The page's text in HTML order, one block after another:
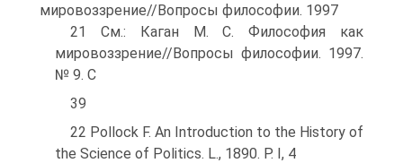
мировоззрение//Вопросы философии. 1997
21 См.: Каган М. С. Философия как
мировоззрение//Вопросы философии. 1997.
№ 9. С
39
22 Pollock F. An Introduction to the History of
the Science of Politics. L., 1890. P. I, 4